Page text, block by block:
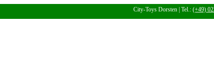
City-Toys Dorsten | Tel.: (+49)